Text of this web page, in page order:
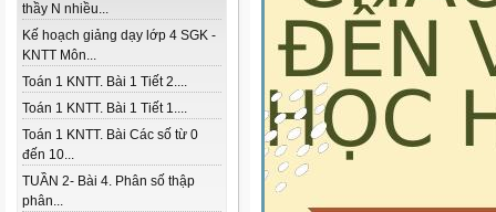
thầy N nhiều...
Kế hoạch giảng dạy lớp 4 SGK -
KNTT Môn...
Toán 1 KNTT. Bài 1 Tiết 2....
Toán 1 KNTT. Bài 1 Tiết 1....
Toán 1 KNTT. Bài Các số từ 0
đến 10...
TUẦN 2- Bài 4. Phân số thập
phân...